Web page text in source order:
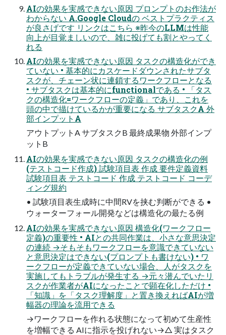
AIの効果を実感できない原因 プロンプトのお作法が
わからない A.Google Cloudの ベストプラクティス
が良さげです リンクはこちら ※昨今のLLMは性能
向上が⽬覚ましいので、雑に投げても割とやってく
れる
AIの効果を実感できない原因 タスクの構造化ができ
ていない • 基本的にカスケードダウンされたサブタ
スクが、チェーン状に連鎖するワークフローとなる
• サブタスクは基本的にfunctionalである • 「タス
クの構造化=ワークフローの定義」であり、これを
頭の中で描けているかが重要になる サブタスクA 外
部インプットA
アウトプットA サブタスクB 最終成果物 外部インプ
ットB
AIの効果を実感できない原因 タスクの構造化の例
(テストコード作成) 試験項⽬表 作成 要件定義資料
試験項⽬表 テストコード 作成 テストコード コーデ
ィング規約
• 試験項⽬表⽣成時に中間RVを挟む判断ができる •
ウォーターフォール開発などは構造化の最たる例
AIの効果を実感できない原因 構造化(ワークフロー
定義)の重要性 • AIとの共同作業は、⼩さな意思決定
の連続 →そもそもワークフローを意識できていない
と意思決定はできない(プロンプトも書けない) • ワ
ークフローが定義できていない場合、⼈がタスクを
実施してもトラブルが発⽣する →元々潜んでいたリ
スクが作業者がAIになったことで顕在化しただけ •
「知識」を「タスク理解度」と置き換えればAIが増
幅器の理論を流⽤できる
→ワークフローを作れる状態になって初めて⽣産性
を増幅できる AIに指⽰を投げれない→△ 実はタスク